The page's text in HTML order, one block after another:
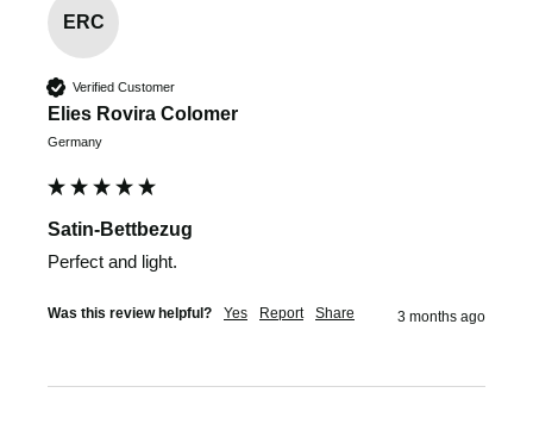
ERC
Verified Customer
Elies Rovira Colomer
Germany
Satin-Bettbezug
Perfect and light.
Was this review helpful? Yes Report Share 3 months ago